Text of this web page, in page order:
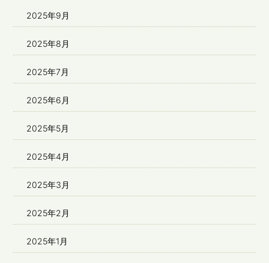
2025年9月
2025年8月
2025年7月
2025年6月
2025年5月
2025年4月
2025年3月
2025年2月
2025年1月